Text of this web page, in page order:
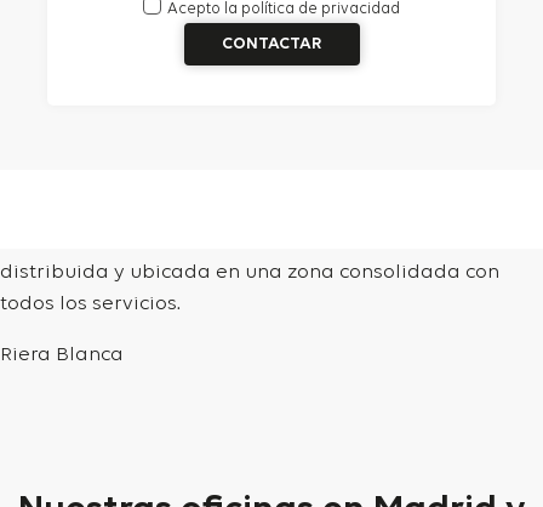
Acepto la política de privacidad
distribuida y ubicada en una zona consolidada con
todos los servicios.
Riera Blanca